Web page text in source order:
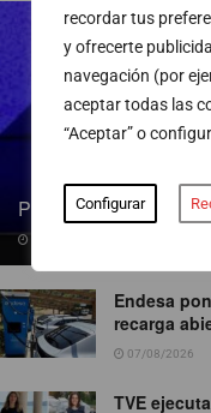
recordar tus
y ofrecerte
navegación (por
aceptar todas las
“Aceptar” o
Configurar
Pedro Blanco gana
Endesa
recarga
07/08/2026
TVE